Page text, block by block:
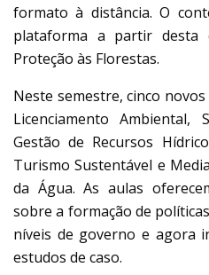
formato à distância. O
plataforma a partir desta
Proteção às Florestas.
Neste semestre, cinco
Licenciamento Ambiental,
Gestão de Recursos
Turismo Sustentável e
da Água. As aulas
sobre a formação de
níveis de governo e agora
estudos de caso.